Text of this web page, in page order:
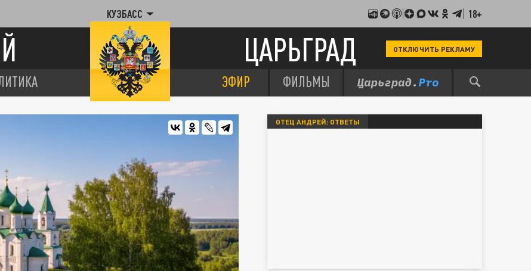
КУЗБАСС 18+
ЦАРЬГРАД ОТКЛЮЧИТЬ РЕКЛАМУ
ЭФИР ФИЛЬМЫ
ОТЕЦ АНДРЕЙ: ОТВЕТЫ